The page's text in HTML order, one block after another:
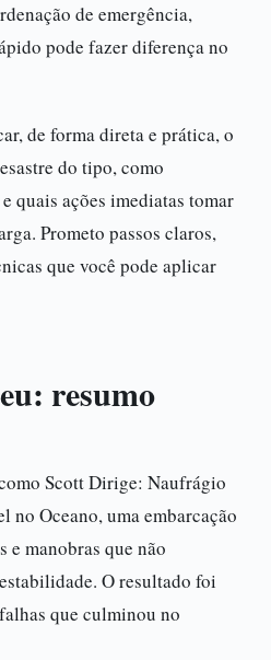
de emergência,
pode fazer diferença no
de forma direta e prática, o
do tipo, como
quais ações imediatas tomar
Prometo passos claros,
que você pode aplicar
resumo
Scott Dirige: Naufrágio
Oceano, uma embarcação
e manobras que não
O resultado foi
que culminou no